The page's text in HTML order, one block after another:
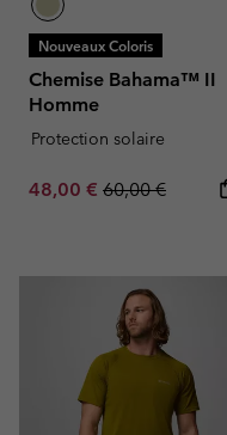
Nouveaux Coloris
Chemise Bahama™ II
Homme
Protection solaire
Sale price:
48,00 € Regular price:
60,00 €